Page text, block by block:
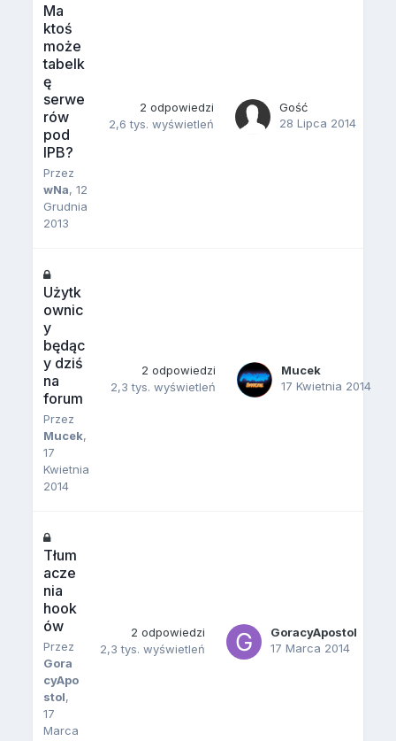
Ma
ktoś
może
tabelk
ę
serwe
rów
pod
IPB?
Przez
wNa,12
Grudnia
2013
2 odpowiedzi
2,6 tys. wyświetleń
Gość
28 Lipca 2014
Użytk
ownic
y
będąc
y dziś
na
forum
Przez
Mucek,
17
Kwietnia
2014
2 odpowiedzi
2,3 tys. wyświetleń
Mucek
17 Kwietnia 2014
Tłum
acze
nia
hook
ów
Przez
Gora
cyApo
stol,
17
Marca
2 odpowiedzi
2,3 tys. wyświetleń
GoracyApostol
17 Marca 2014